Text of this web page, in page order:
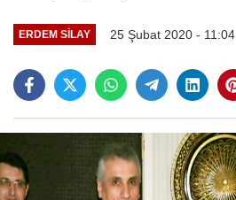
ERDEM SILAY 25 Şubat 2020 - 11:04